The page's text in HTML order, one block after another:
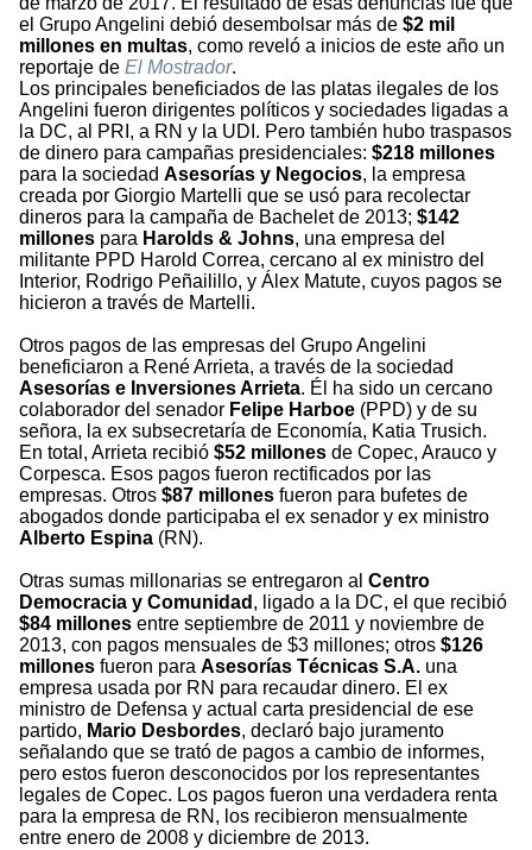
el Grupo Angelini debió desembolsar más de $2 mil
millones en multas, como reveló a inicios de este año un
reportaje de El Mostrador.
Los principales beneficiados de las platas ilegales de los
Angelini fueron dirigentes políticos y sociedades ligadas a
la DC, al PRI, a RN y la UDI. Pero también hubo traspasos
de dinero para campañas presidenciales: $218 millones
para la sociedad Asesorías y Negocios, la empresa
creada por Giorgio Martelli que se usó para recolectar
dineros para la campaña de Bachelet de 2013; $142
millones para Harolds & Johns, una empresa del
militante PPD Harold Correa, cercano al ex ministro del
Interior, Rodrigo Peñailillo, y Álex Matute, cuyos pagos se
hicieron a través de Martelli.
Otros pagos de las empresas del Grupo Angelini
beneficiaron a René Arrieta, a través de la sociedad
Asesorías e Inversiones Arrieta. Él ha sido un cercano
colaborador del senador Felipe Harboe (PPD) y de su
señora, la ex subsecretaría de Economía, Katia Trusich.
En total, Arrieta recibió $52 millones de Copec, Arauco y
Corpesca. Esos pagos fueron rectificados por las
empresas. Otros $87 millones fueron para bufetes de
abogados donde participaba el ex senador y ex ministro
Alberto Espina (RN).
Otras sumas millonarias se entregaron al Centro
Democracia y Comunidad , ligado a la DC, el que recibió
$84 millones entre septiembre de 2011 y noviembre de
2013, con pagos mensuales de $3 millones; otros $126
millones fueron para Asesorías Técnicas S.A. una
empresa usada por RN para recaudar dinero. El ex
ministro de Defensa y actual carta presidencial de ese
partido, Mario Desbordes, declaró bajo juramento
señalando que se trató de pagos a cambio de informes,
pero estos fueron desconocidos por los representantes
legales de Copec. Los pagos fueron una verdadera renta
para la empresa de RN, los recibieron mensualmente
entre enero de 2008 y diciembre de 2013.